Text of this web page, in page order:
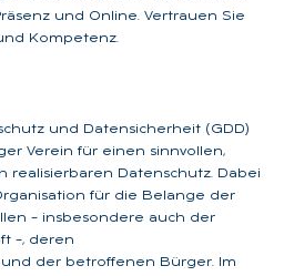
und Online. Vertrauen Sie
Kompetenz.
und Datensicherheit (GDD)
Verein für einen sinnvollen,
realisierbaren Datenschutz. Dabei
für die Belange der
– insbesondere auch der
–, deren
der betroffenen Bürger. Im